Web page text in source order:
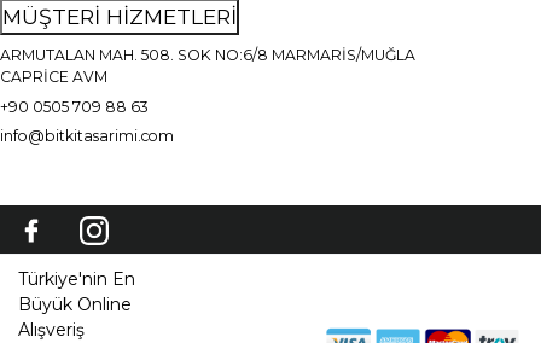
MÜŞTERİ HİZMETLERİ
ARMUTALAN MAH. 508. SOK NO:6/8 MARMARİS/MUĞLA
CAPRİCE AVM
+90 0505 709 88 63
info@bitkitasarimi.com
Türkiye'nin En
Büyük Online
Alışveriş